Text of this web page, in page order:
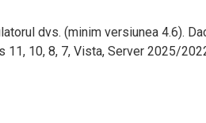
dvs. (minim versiunea 4.6).
11, 10, 8, 7, Vista, Server 2025/